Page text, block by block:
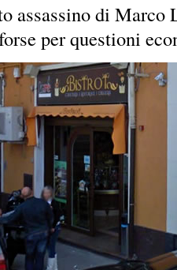
assassino di Marco
per questioni